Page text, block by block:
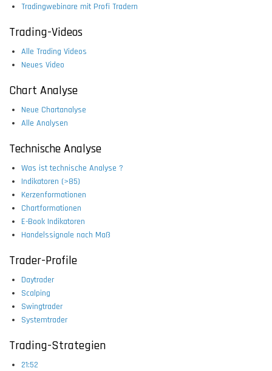
Tradingwebinare mit Profi Tradern
Trading-Videos
Alle Trading Videos
Neues Video
Chart Analyse
Neue Chartanalyse
Alle Analysen
Technische Analyse
Was ist technische Analyse ?
Indikatoren (>85)
Kerzenformationen
Chartformationen
E-Book Indikatoren
Handelssignale nach Maß
Trader-Profile
Daytrader
Scalping
Swingtrader
Systemtrader
Trading-Strategien
21:52